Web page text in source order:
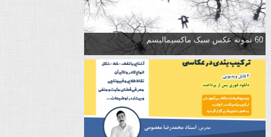
60 نمونه عکس سبک ماکسیمالیسم